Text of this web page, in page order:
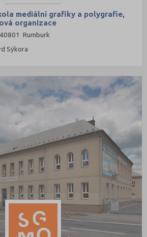
mediální grafiky a polygrafie,
organizace
Rumburk
Sýkora